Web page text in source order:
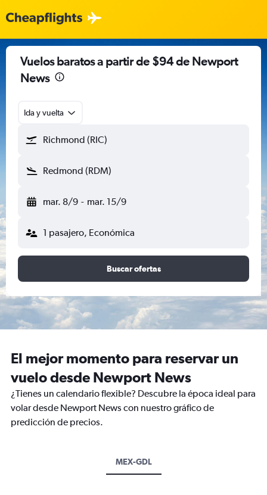
Vuelos baratos a partir de $94 de Newport
News
Ida y vuelta
Richmond (RIC)
Redmond (RDM)
mar. 8/9 - mar. 15/9
1 pasajero, Económica
Buscar ofertas
El mejor momento para reservar un
vuelo desde Newport News
¿Tienes un calendario flexible? Descubre la época ideal para
volar desde Newport News con nuestro gráfico de
predicción de precios.
MEX-GDL